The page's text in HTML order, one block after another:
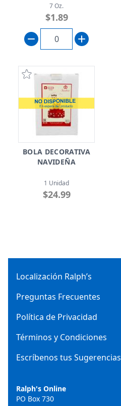
7 Oz.
$1.89
BOLA DECORATIVA
NAVIDEÑA
1 Unidad
$24.99
Localización Ralph’s
Preguntas Frecuentes
Política de Privacidad
Términos y Condiciones
Escríbenos tus Sugerencias
Ralph's Online
PO Box 730